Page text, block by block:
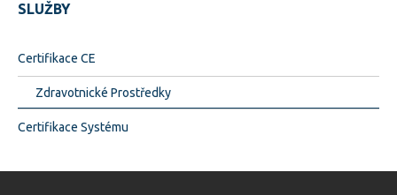
SLUŽBY
Certifikace CE
Zdravotnické Prostředky
Certifikace Systému